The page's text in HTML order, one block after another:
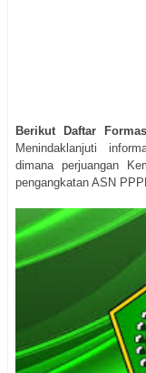
Berikut Daftar
Menindaklanjuti
dimana perjuangan
pengangkatan ASN